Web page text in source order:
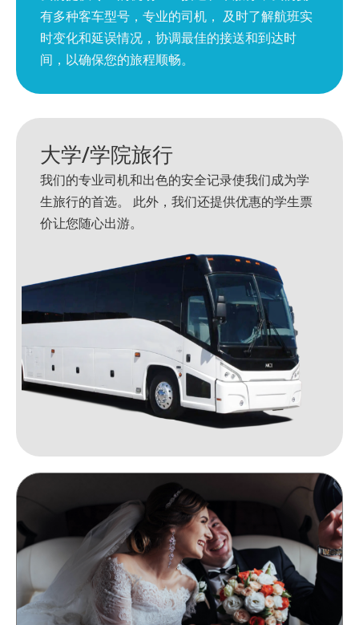
有多种客车型号，专业的司机， 及时了解航班实
时变化和延误情况，协调最佳的接送和到达时
间，以确保您的旅程顺畅。
大学/学院旅行
我们的专业司机和出色的安全记录使我们成为学
生旅行的首选。 此外，我们还提供优惠的学生票
价让您随心出游。